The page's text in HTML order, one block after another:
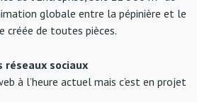
globale entre la pépinière et le
de toutes pièces.
réseaux sociaux
à l’heure actuel mais c’est en projet